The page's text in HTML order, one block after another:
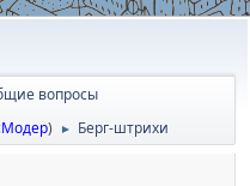
вопросы
) ► Берг-штрихи